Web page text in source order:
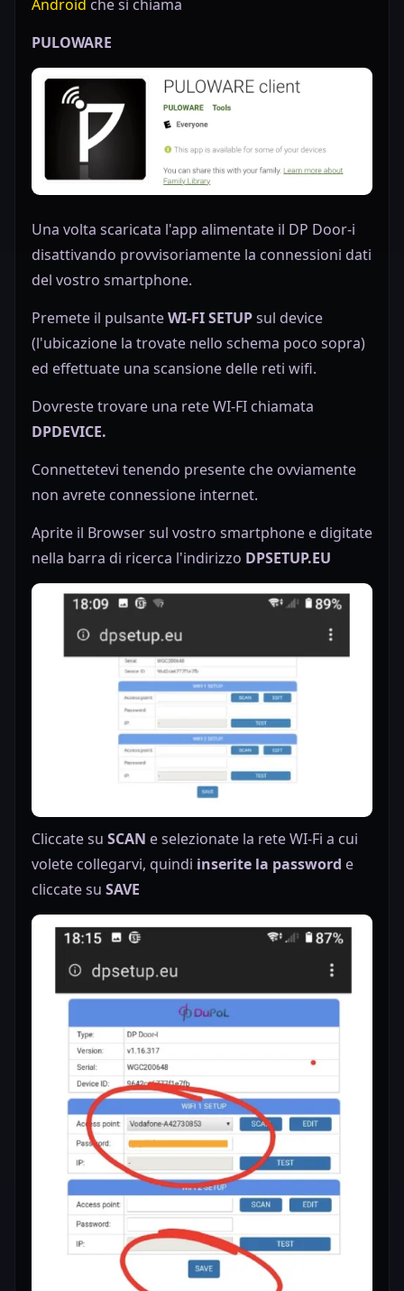
Android che si chiama
PULOWARE
Una volta scaricata l'app alimentate il DP Door-i
disattivando provvisoriamente la connessioni dati
del vostro smartphone.
Premete il pulsanteWI-FI SETUPsul device
(l'ubicazione la trovate nello schema poco sopra)
ed effettuate una scansione delle reti wifi.
Dovreste trovare una rete WI-FI chiamata
DPDEVICE.
Connettetevi tenendo presente che ovviamente
non avrete connessione internet.
Aprite il Browser sul vostro smartphone e digitate
nella barra di ricerca l'indirizzo DPSETUP.EU
Cliccate su SCAN e selezionate la rete WI-Fi a cui
volete collegarvi, quindi inserite la password e
cliccate su SAVE